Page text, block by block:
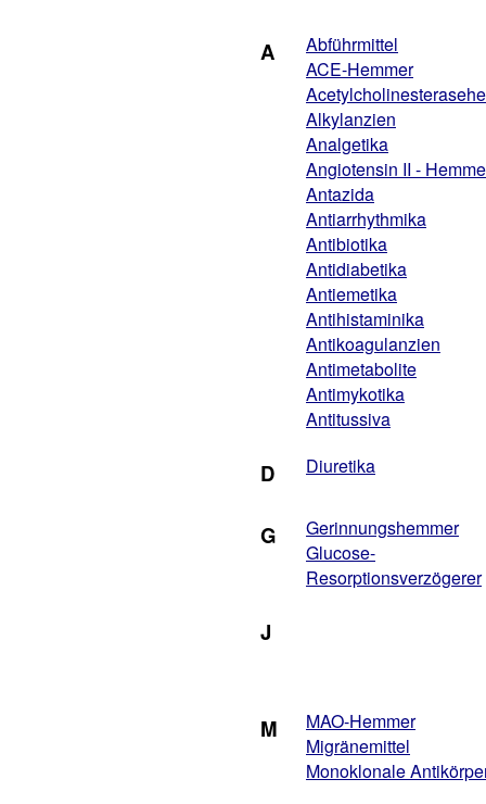
A
Abführmittel
ACE-Hemmer
Alkylanzien
Analgetika
Angiotensin II -
Antazida
Antiarrhythmika
Antibiotika
Antidiabetika
Antiemetika
Antihistaminika
Antikoagulanzien
Antimetabolite
Antimykotika
Antitussiva
D Diuretika
G
Gerinnungshemmer
Glucose-
Resorptionsverzögerer
J
M
MAO-Hemmer
Migränemittel
Monoklonale